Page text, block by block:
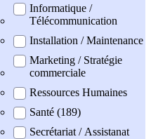
Informatique /
Télécommunication
Installation / Maintenance
Marketing / Stratégie
commerciale
Ressources Humaines
Santé (189)
Secrétariat / Assistanat